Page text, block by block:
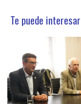
Te puede interesar